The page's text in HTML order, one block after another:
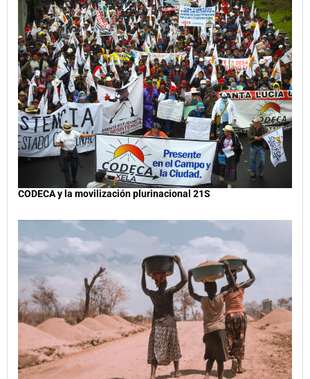
CODECA y la movilización plurinacional 21S